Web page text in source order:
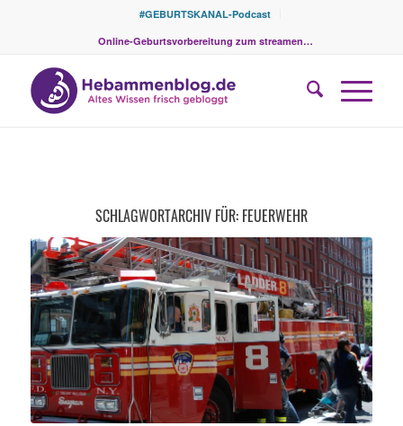
#GEBURTSKANAL-Podcast
Online-Geburtsvorbereitung zum streamen…
SCHLAGWORTARCHIV FÜR: FEUERWEHR